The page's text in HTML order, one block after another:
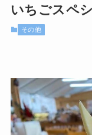
いちごスペ
その他